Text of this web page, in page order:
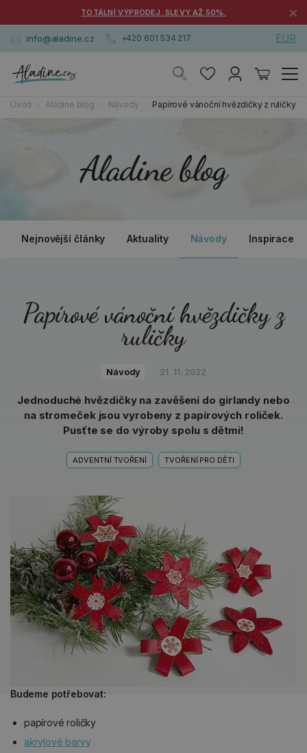
TOTÁLNÍ VÝPRODEJ. SLEVY AŽ 50%. ×
info@aladine.cz +420 601 534 217 EUR
Úvod Aladine blog Návody Papírové vánoční hvězdičky z ruličky
Aladine blog
Nejnovější články Aktuality Návody Inspirace a
Papírové vánoční hvězdičky z
ruličky
Návody 21. 11. 2022
Jednoduché hvězdičky na zavěšení do girlandy nebo
na stromeček jsou vyrobeny z papírových roliček.
Pusťte se do výroby spolu s dětmi!
ADVENTNÍ TVOŘENÍ TVOŘENÍ PRO DĚTI
Budeme potřebovat:
papírové roličky
akrylové barvy